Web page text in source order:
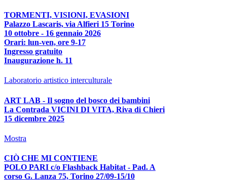
TORMENTI, VISIONI, EVASIONI
Palazzo Lascaris, via Alfieri 15 Torino
10 ottobre - 16 gennaio 2026
Orari: lun-ven, ore 9-17
Ingresso gratuito
Inaugurazione h. 11
Laboratorio artistico interculturale
ART LAB - Il sogno del bosco dei bambini
La Contrada VICINI DI VITA, Riva di Chieri
15 dicembre 2025
Mostra
CIÒ CHE MI CONTIENE
POLO PARI c/o Flashback Habitat - Pad. A
corso G. Lanza 75, Torino 27/09-15/10